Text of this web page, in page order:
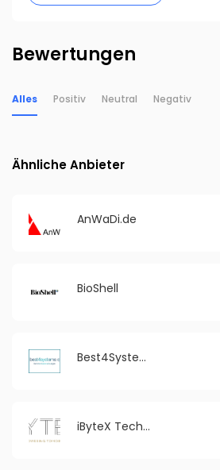
Bewertungen
Alles Positiv Neutral Negativ
Ähnliche Anbieter
AnWaDi.de
BioShell
Best4Systems GmbH
iByteX Technology UG (haftungebschränkt)